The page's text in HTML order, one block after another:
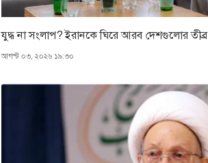
যুদ্ধ না সংলাপ? ইরানকে ঘিরে আরব দেশগুলোর
আগস্ট ০৩, ২০২৬ ১৯:৩০